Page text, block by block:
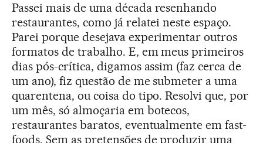
Passei mais de uma década resenhando
restaurantes, como já relatei neste espaço.
Parei porque desejava experimentar outros
formatos de trabalho. E, em meus primeiros
dias pós-crítica, digamos assim (faz cerca de
um ano), fiz questão de me submeter a uma
quarentena, ou coisa do tipo. Resolvi que, por
um mês, só almoçaria em botecos,
restaurantes baratos, eventualmente em fast-
foods. Sem as pretensões de produzir uma